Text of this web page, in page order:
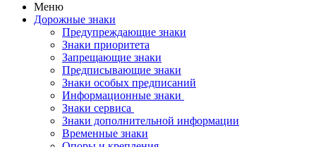
Меню
Дорожные знаки
Предупреждающие знаки
Знаки приоритета
Запрещающие знаки
Предписывающие знаки
Знаки особых предписаний
Информационные знаки
Знаки сервиса
Знаки дополнительной информации
Временные знаки